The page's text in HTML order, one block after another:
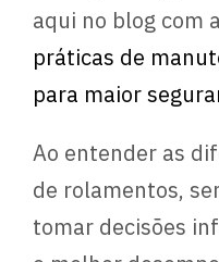
aqui no blog com
práticas de
para maior
Ao entender as
de rolamentos,
tomar decisões